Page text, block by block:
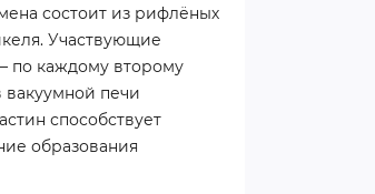
состоит из рифлёных
Участвующие
по каждому второму
печи
способствует
образования